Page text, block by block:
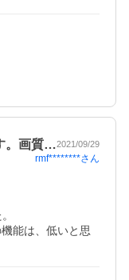
。画質…2021/09/29
rmf********さん
能は、低いと思